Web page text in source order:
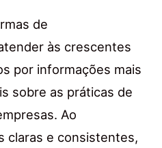
de
às crescentes
por informações mais
sobre as práticas de
Ao
claras e consistentes,